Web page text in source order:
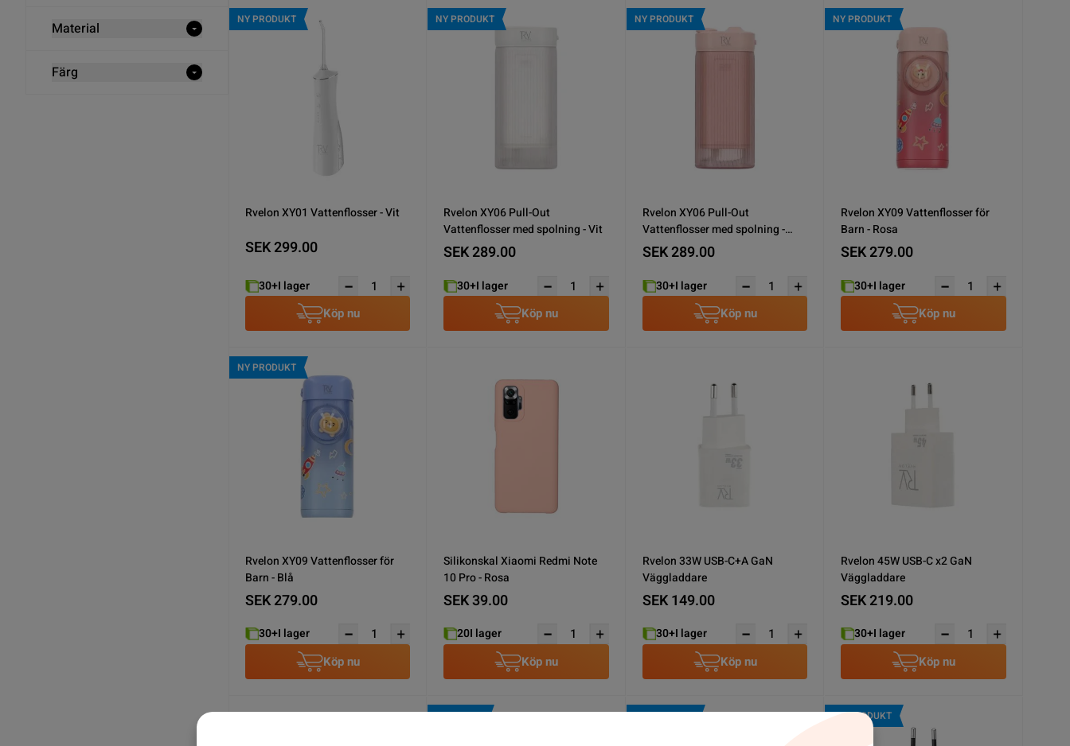
Material
Färg
NY PRODUKT
Rvelon XY01 Vattenflosser - Vit
SEK 299.00
30+I lager
Köp nu
NY PRODUKT
Rvelon XY06 Pull-Out
Vattenflosser med spolning - Vit
SEK 289.00
30+I lager
Köp nu
NY PRODUKT
Rvelon XY06 Pull-Out
Vattenflosser med spolning -
Rosa
SEK 289.00
30+I lager
Köp nu
NY PRODUKT
Rvelon XY09 Vattenflosser för
Barn - Rosa
SEK 279.00
30+I lager
Köp nu
NY PRODUKT
Rvelon XY09 Vattenflosser för
Barn - Blå
SEK 279.00
30+I lager
Köp nu
Silikonskal Xiaomi Redmi Note
10 Pro - Rosa
SEK 39.00
20I lager
Köp nu
Rvelon 33W USB-C+A GaN
Väggladdare
SEK 149.00
30+I lager
Köp nu
Rvelon 45W USB-C x2 GaN
Väggladdare
SEK 219.00
30+I lager
Köp nu
BRA DEAL! NY PRODUKT NY PRODUKT